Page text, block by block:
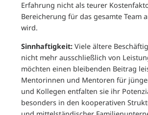
Erfahrung nicht als teurer
Bereicherung für das gesamte Team
wird.
Sinnhaftigkeit: Viele ältere
nicht mehr ausschließlich von
möchten einen bleibenden Beitrag
Mentorinnen und Mentoren für
und Kollegen entfalten sie ihr
besonders in den kooperativen